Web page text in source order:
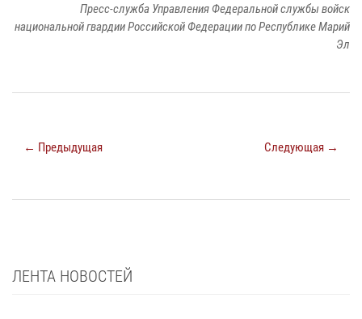
Пресс-служба Управления Федеральной службы войск
национальной гвардии Российской Федерации по Республике Марий
Эл
← Предыдущая Следующая →
ЛЕНТА НОВОСТЕЙ